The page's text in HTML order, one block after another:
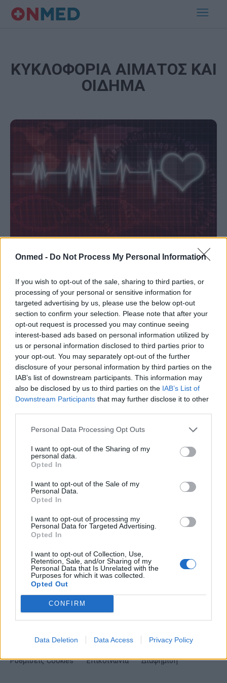
Onmed - Do Not Process My Personal Information
If you wish to opt-out of the sale, sharing to third parties, or
processing of your personal or sensitive information for
targeted advertising by us, please use the below opt-out
section to confirm your selection. Please note that after your
opt-out request is processed you may continue seeing
interest-based ads based on personal information utilized by
us or personal information disclosed to third parties prior to
your opt-out. You may separately opt-out of the further
disclosure of your personal information by third parties on the
IAB’s list of downstream participants. This information may
also be disclosed by us to third parties on the IAB’s List of
Downstream Participants that may further disclose it to other
Personal Data Processing Opt Outs
I want to opt-out of the Sharing of my
personal data.
Opted In
I want to opt-out of the Sale of my
Personal Data.
Opted In
I want to opt-out of processing my
Personal Data for Targeted Advertising.
Opted In
I want to opt-out of Collection, Use,
Retention, Sale, and/or Sharing of my
Personal Data that Is Unrelated with the
Purposes for which it was collected.
Opted Out
CONFIRM
Data Deletion Data Access Privacy Policy
ΚΥΚΛΟΦΟΡΙΑ ΑΙΜΑΤΟΣ ΚΑΙ
ΟΙΔΗΜΑ
Τρία ορατά σημάδια κακής κυκλοφορίας
Ο οργανισμός σας κάνει καθημερινά το καλύτερο που
μπορεί για να κυκλοφορήσει σωστά και αδιάκοπα
περίπου 5 λίτρα αίματος, το…
Εγγραφή στο Newsletter
Σημαντικά νέα για την υγεία στο mail σας καθημερινά
Έχω διαβάσει, κατανοώ και αποδέχομαι τους
Δηλώνω υπεύθυνα ότι είμαι άνω των 18 ετών ή ότι βρίσκομαι υπό την
εποπτεία γονέα ή κηδεμόνα ή επιτρόπου
Ταυτότητα Όροι χρήσης Δήλωση εχεμύθειας
Ρυθμίσεις Cookies Επικοινωνία Διαφήμιση